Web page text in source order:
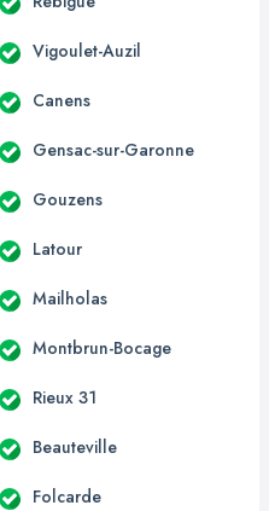
Vigoulet-Auzil
Canens
Gensac-sur-Garonne
Gouzens
Latour
Mailholas
Montbrun-Bocage
Rieux 31
Beauteville
Folcarde